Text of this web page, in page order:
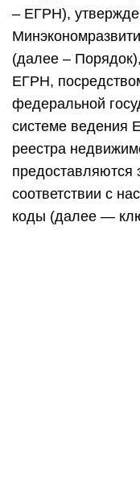
– ЕГРН),
(далее –
ЕГРН,
федеральной
системе ведения
реестра
предоставляются
соответствии с
коды (далее —